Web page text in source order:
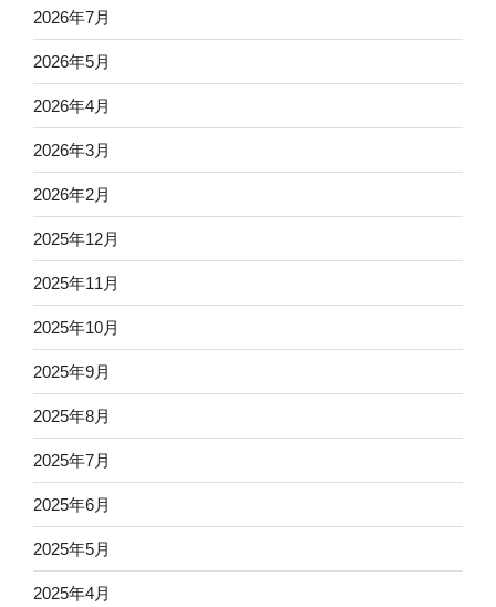
2026年7月
2026年5月
2026年4月
2026年3月
2026年2月
2025年12月
2025年11月
2025年10月
2025年9月
2025年8月
2025年7月
2025年6月
2025年5月
2025年4月